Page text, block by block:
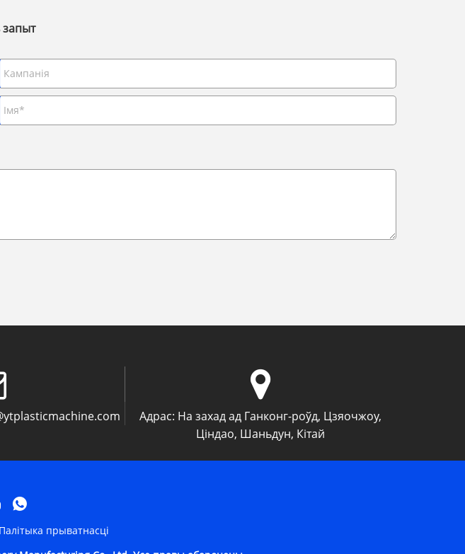
запыт
Адрас: На захад ад Ганконг-роўд, Цзяочжоу,
Ціндао, Шаньдун, Кітай
Палітыка прыватнасці